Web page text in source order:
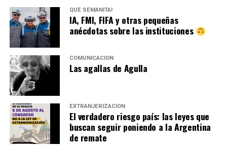
QUÉ SEMANITA!
IA, FMI, FIFA y otras pequeñas
anécdotas sobre las instituciones
COMUNICACIÓN
Las agallas de Agulla
EXTRANJERIZACIÓN
El verdadero riesgo país: las leyes que
buscan seguir poniendo a la Argentina
de remate